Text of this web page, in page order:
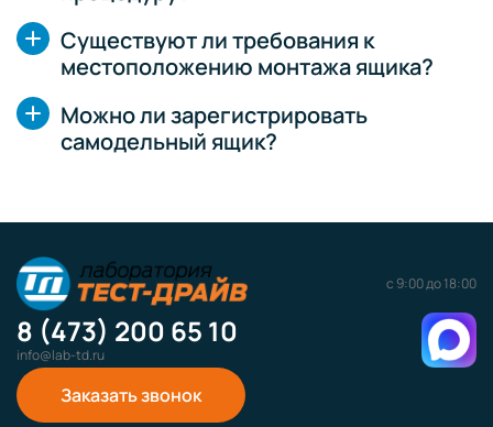
Существуют ли требования к
местоположению монтажа ящика?
Можно ли зарегистрировать
самодельный ящик?
с 9:00 до 18:00
8 (473) 200 65 10
info@lab-td.ru
Заказать звонок